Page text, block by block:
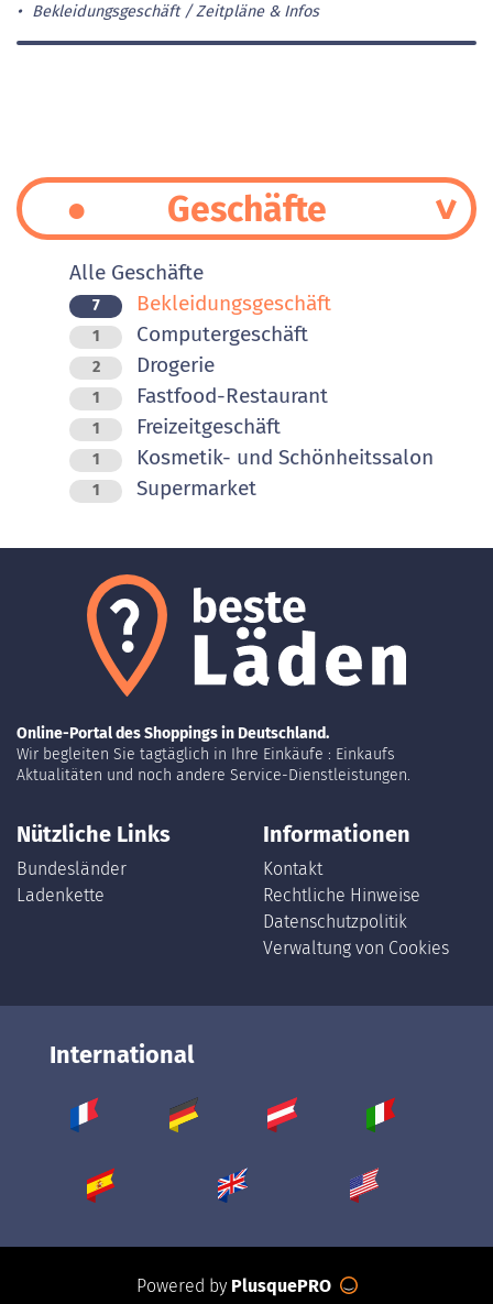
Bekleidungsgeschäft Zeitpläne & Infos
Geschäfte
Alle Geschäfte
7 Bekleidungsgeschäft
1 Computergeschäft
2 Drogerie
1 Fastfood-Restaurant
1 Freizeitgeschäft
1 Kosmetik- und Schönheitssalon
1 Supermarket
Online-Portal des Shoppings in Deutschland.
Wir begleiten Sie tagtäglich in Ihre Einkäufe : Einkaufs
Aktualitäten und noch andere Service-Dienstleistungen.
Nützliche Links
Bundesländer
Ladenkette
Informationen
Kontakt
Rechtliche Hinweise
Datenschutzpolitik
Verwaltung von Cookies
International
Powered by PlusquePRO